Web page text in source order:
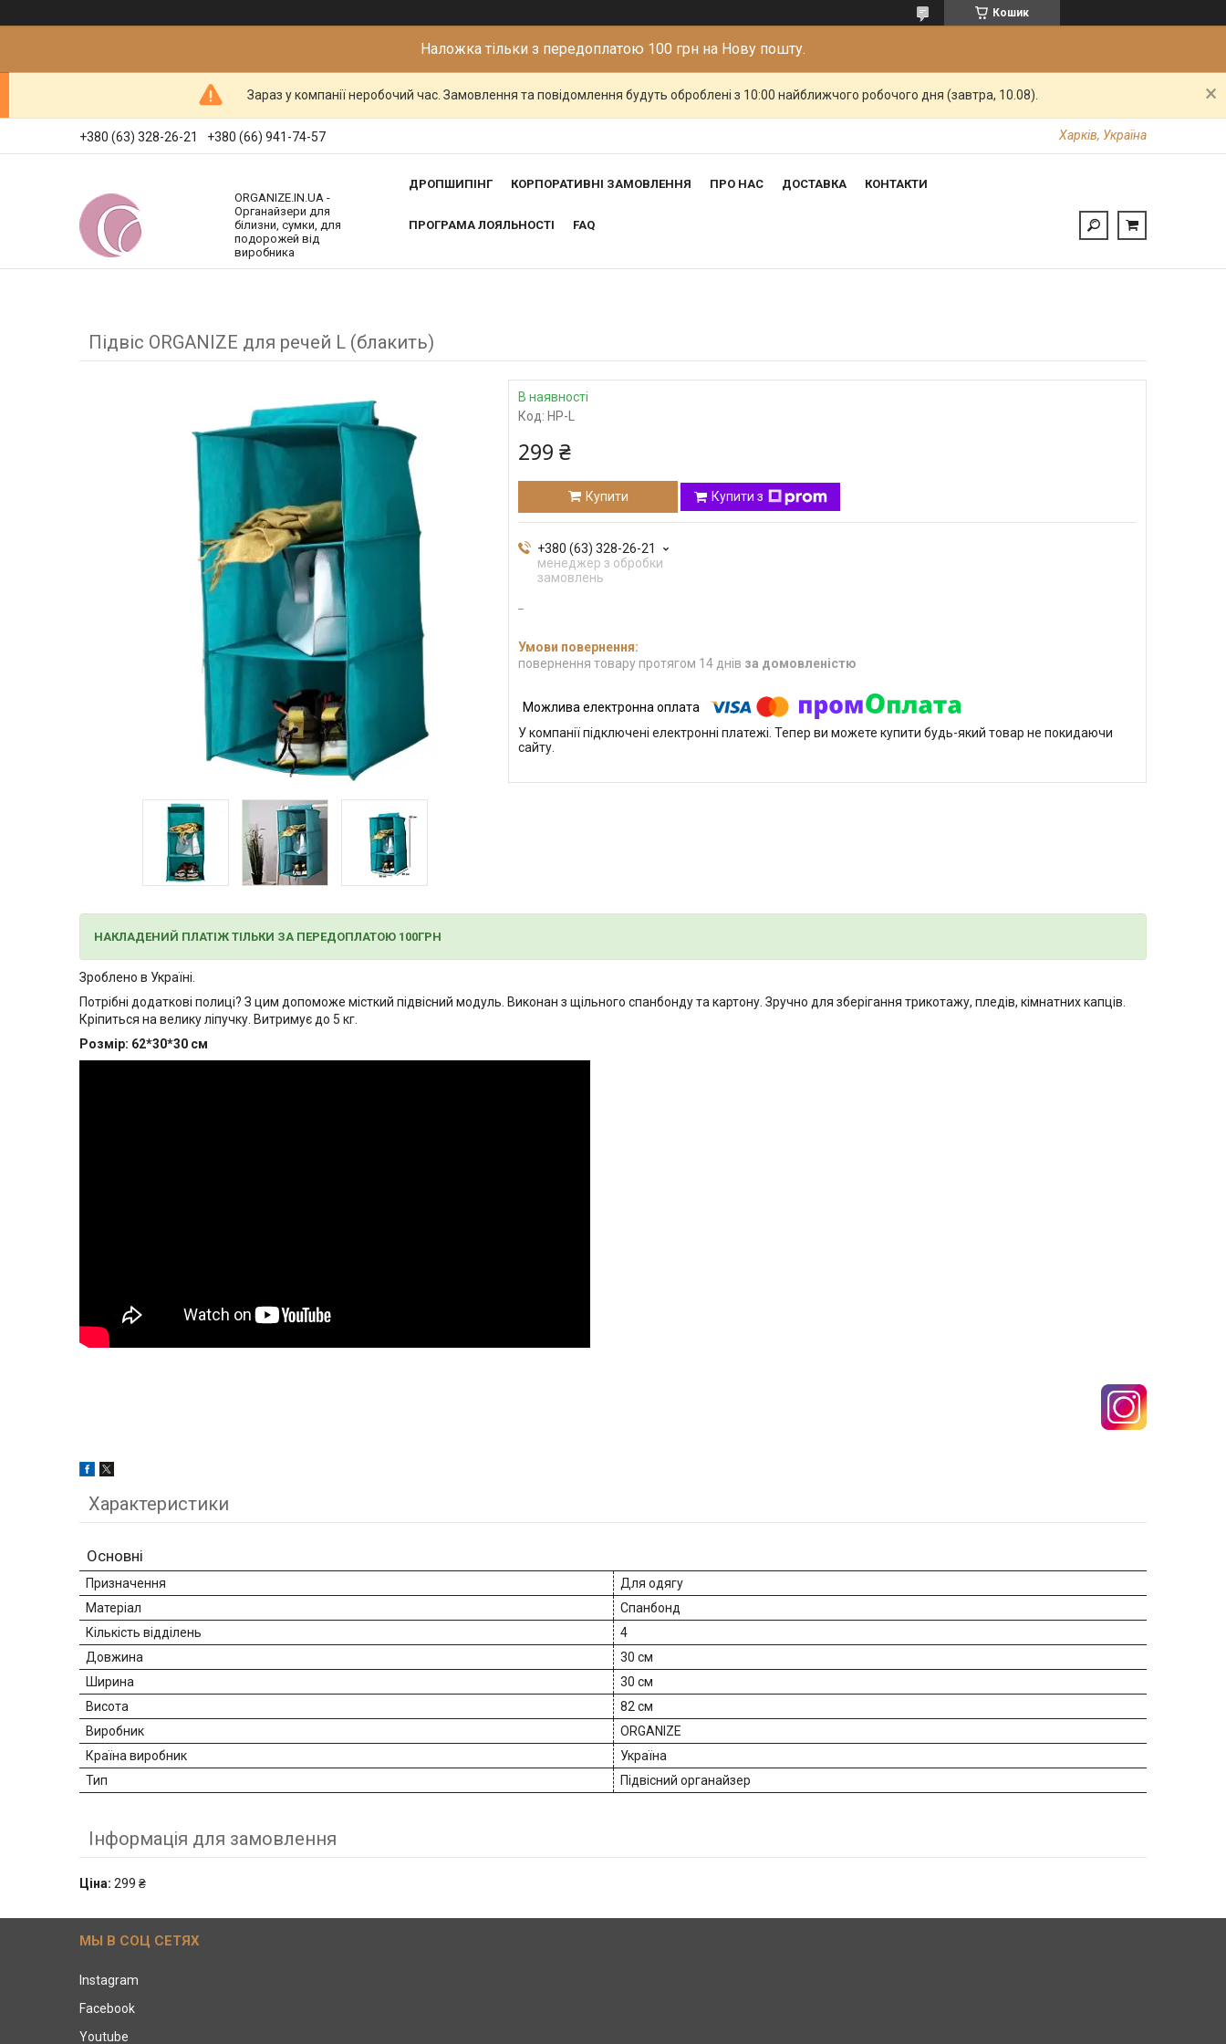
Кошик
Наложка тільки з передоплатою 100 грн на Нову пошту.
Зараз у компанії неробочий час. Замовлення та повідомлення будуть оброблені з 10:00 найближчого робочого дня (завтра, 10.08).
+380 (63) 328-26-21 +380 (66) 941-74-57 Харків, Україна
ORGANIZE.IN.UA -
Органайзери для
білизни, сумки, для
подорожей від
виробника
ДРОПШИПІНГ КОРПОРАТИВНІ ЗАМОВЛЕННЯ ПРО НАС ДОСТАВКА КОНТАКТИ
ПРОГРАМА ЛОЯЛЬНОСТІ FAQ
Підвіс ORGANIZE для речей L (блакить)
В наявності
Код: HP-L
299 ₴
Купити Купити з
+380 (63) 328-26-21
менеджер з обробки
замовлень
повернення товару протягом 14 днів за домовленістю
У компанії підключені електронні платежі. Тепер ви можете купити будь-який товар не покидаючи
сайту.
НАКЛАДЕНИЙ ПЛАТІЖ ТІЛЬКИ ЗА ПЕРЕДОПЛАТОЮ 100ГРН
Зроблено в Україні.
Потрібні додаткові полиці? З цим допоможе місткий підвісний модуль. Виконан з щільного спанбонду та картону. Зручно для зберігання трикотажу, пледів, кімнатних капців.
Кріпиться на велику ліпучку. Витримує до 5 кг.
Розмір: 62*30*30 см
Характеристики
Основні
Призначення
Для одягу
Матеріал
Спанбонд
Кількість відділень
4
Довжина
30 см
Ширина
30 см
Висота
82 см
Виробник
ORGANIZE
Країна виробник
Україна
Тип
Підвісний органайзер
Інформація для замовлення
Ціна: 299 ₴
МЫ В СОЦ СЕТЯХ
Instagram
Facebook
Youtube